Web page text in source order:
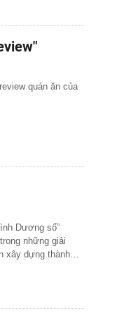
quán ăn của
Dương số”
những giải
xây dựng thành…